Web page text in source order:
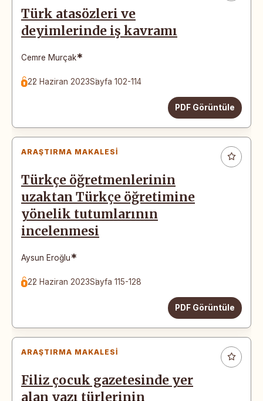
Türk atasözleri ve
deyimlerinde iş kavramı
Cemre Murçak*
22 Haziran 2023Sayfa 102-114
PDF Görüntüle
ARAŞTIRMA MAKALESI
Türkçe öğretmenlerinin
uzaktan Türkçe öğretimine
yönelik tutumlarının
incelenmesi
Aysun Eroğlu*
22 Haziran 2023Sayfa 115-128
PDF Görüntüle
ARAŞTIRMA MAKALESI
Filiz çocuk gazetesinde yer
alan yazı türlerinin